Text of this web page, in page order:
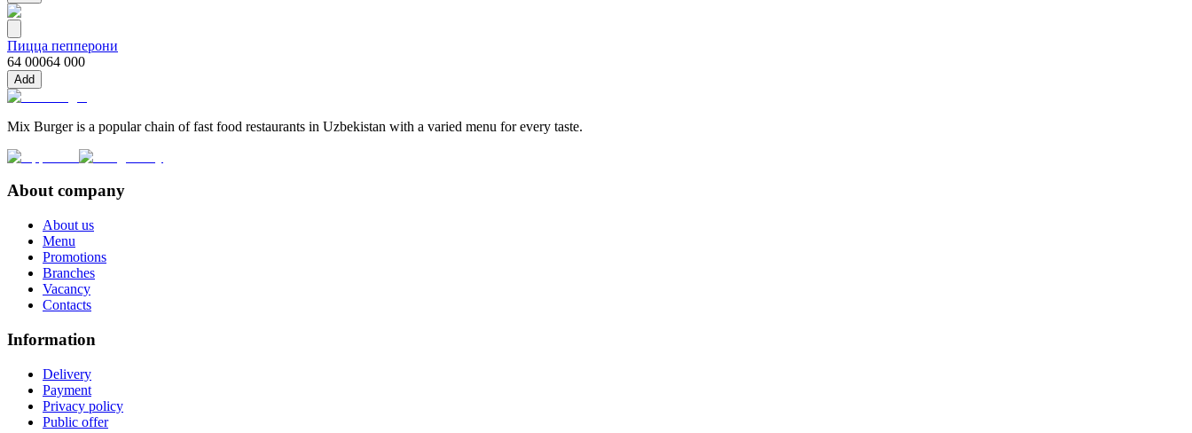
Пицца пепперони
64 00064 000
Add
Mix Burger is a popular chain of fast food restaurants in Uzbekistan with a varied menu for every taste.
About company
About us
Menu
Promotions
Branches
Vacancy
Contacts
Information
Delivery
Payment
Privacy policy
Public offer